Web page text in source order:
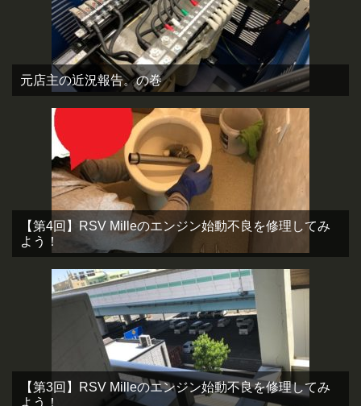
元店主の近況報告。の巻
【第4回】RSV Milleのエンジン始動不良を修理してみ
よう！
【第3回】RSV Milleのエンジン始動不良を修理してみ
よう！